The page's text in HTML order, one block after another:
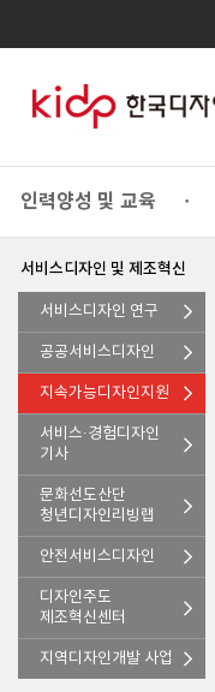
인력양성 및 교육 •
서비스디자인 및 제조혁신
서비스디자인 연구
공공서비스디자인
지속가능디자인지원
서비스·경험디자인
기사
문화선도산단
청년디자인리빙랩
안전서비스디자인
디자인주도
제조혁신센터
지역디자인개발 사업